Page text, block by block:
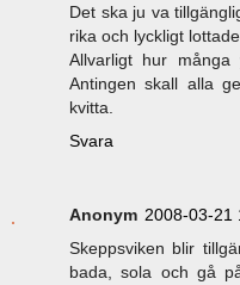
Det ska ju va
rika och lyckligt lottade.
Allvarligt hur
Antingen skall alla
kvitta.
Svara
Anonym 2008-03-21
Skeppsviken blir
bada, sola och gå